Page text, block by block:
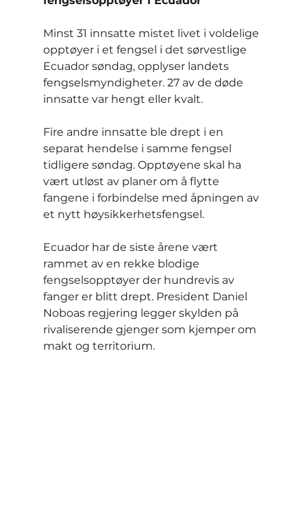
Minst 31 innsatte mistet livet i voldelige
opptøyer i et fengsel i det sørvestlige
Ecuador søndag, opplyser landets
fengselsmyndigheter. 27 av de døde
innsatte var hengt eller kvalt.
Fire andre innsatte ble drept i en
separat hendelse i samme fengsel
tidligere søndag. Opptøyene skal ha
vært utløst av planer om å flytte
fangene i forbindelse med åpningen av
et nytt høysikkerhetsfengsel.
Ecuador har de siste årene vært
rammet av en rekke blodige
fengselsopptøyer der hundrevis av
fanger er blitt drept. President Daniel
Noboas regjering legger skylden på
rivaliserende gjenger som kjemper om
makt og territorium.